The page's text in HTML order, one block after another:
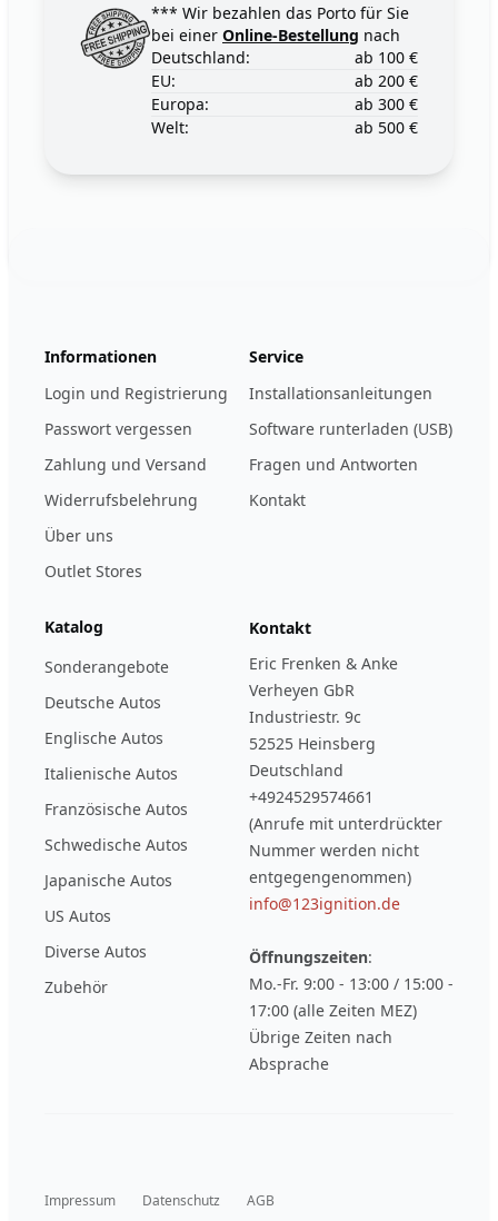
*** Wir bezahlen das Porto für Sie
bei einer Online-Bestellung nach
Deutschland:
ab 100 €
EU:
ab 200 €
Europa:
ab 300 €
Welt:
ab 500 €
Informationen
Login und Registrierung
Passwort vergessen
Zahlung und Versand
Widerrufsbelehrung
Über uns
Outlet Stores
Service
Installationsanleitungen
Software runterladen (USB)
Fragen und Antworten
Kontakt
Katalog
Sonderangebote
Deutsche Autos
Englische Autos
Italienische Autos
Französische Autos
Schwedische Autos
Japanische Autos
US Autos
Diverse Autos
Zubehör
Kontakt
Eric Frenken & Anke
Verheyen GbR
Industriestr. 9c
52525 Heinsberg
Deutschland
+4924529574661
(Anrufe mit unterdrückter
Nummer werden nicht
entgegengenommen)
info@123ignition.de
Öffnungszeiten:
Mo.-Fr. 9:00 - 13:00 / 15:00 -
17:00 (alle Zeiten MEZ)
Übrige Zeiten nach
Absprache
Impressum Datenschutz AGB